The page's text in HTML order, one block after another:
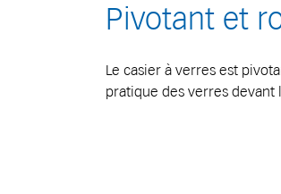
Pivotant et
Le casier à verres est
pratique des verres devant